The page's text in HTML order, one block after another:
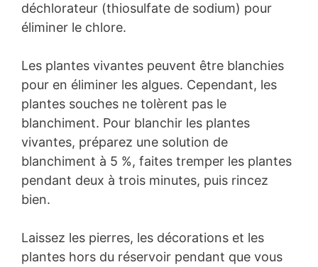
déchlorateur (thiosulfate de sodium) pour
éliminer le chlore.
Les plantes vivantes peuvent être blanchies
pour en éliminer les algues. Cependant, les
plantes souches ne tolèrent pas le
blanchiment. Pour blanchir les plantes
vivantes, préparez une solution de
blanchiment à 5 %, faites tremper les plantes
pendant deux à trois minutes, puis rincez
bien.
Laissez les pierres, les décorations et les
plantes hors du réservoir pendant que vous